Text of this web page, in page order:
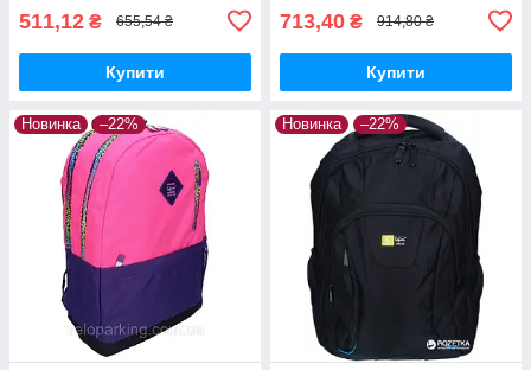
511,12 ₴ 655,54 ₴
Купити
713,40 ₴ 914,80 ₴
Купити
Новинка –22% Новинка –22%